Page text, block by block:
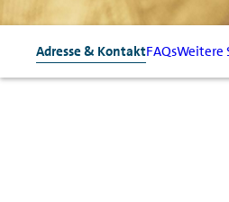
Adresse & KontaktFAQsWeitere